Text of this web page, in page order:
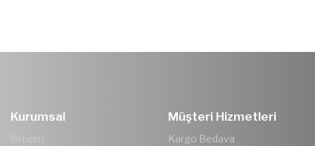
Kurumsal
İletişim
Müşteri Hizmetleri
Kargo Bedava